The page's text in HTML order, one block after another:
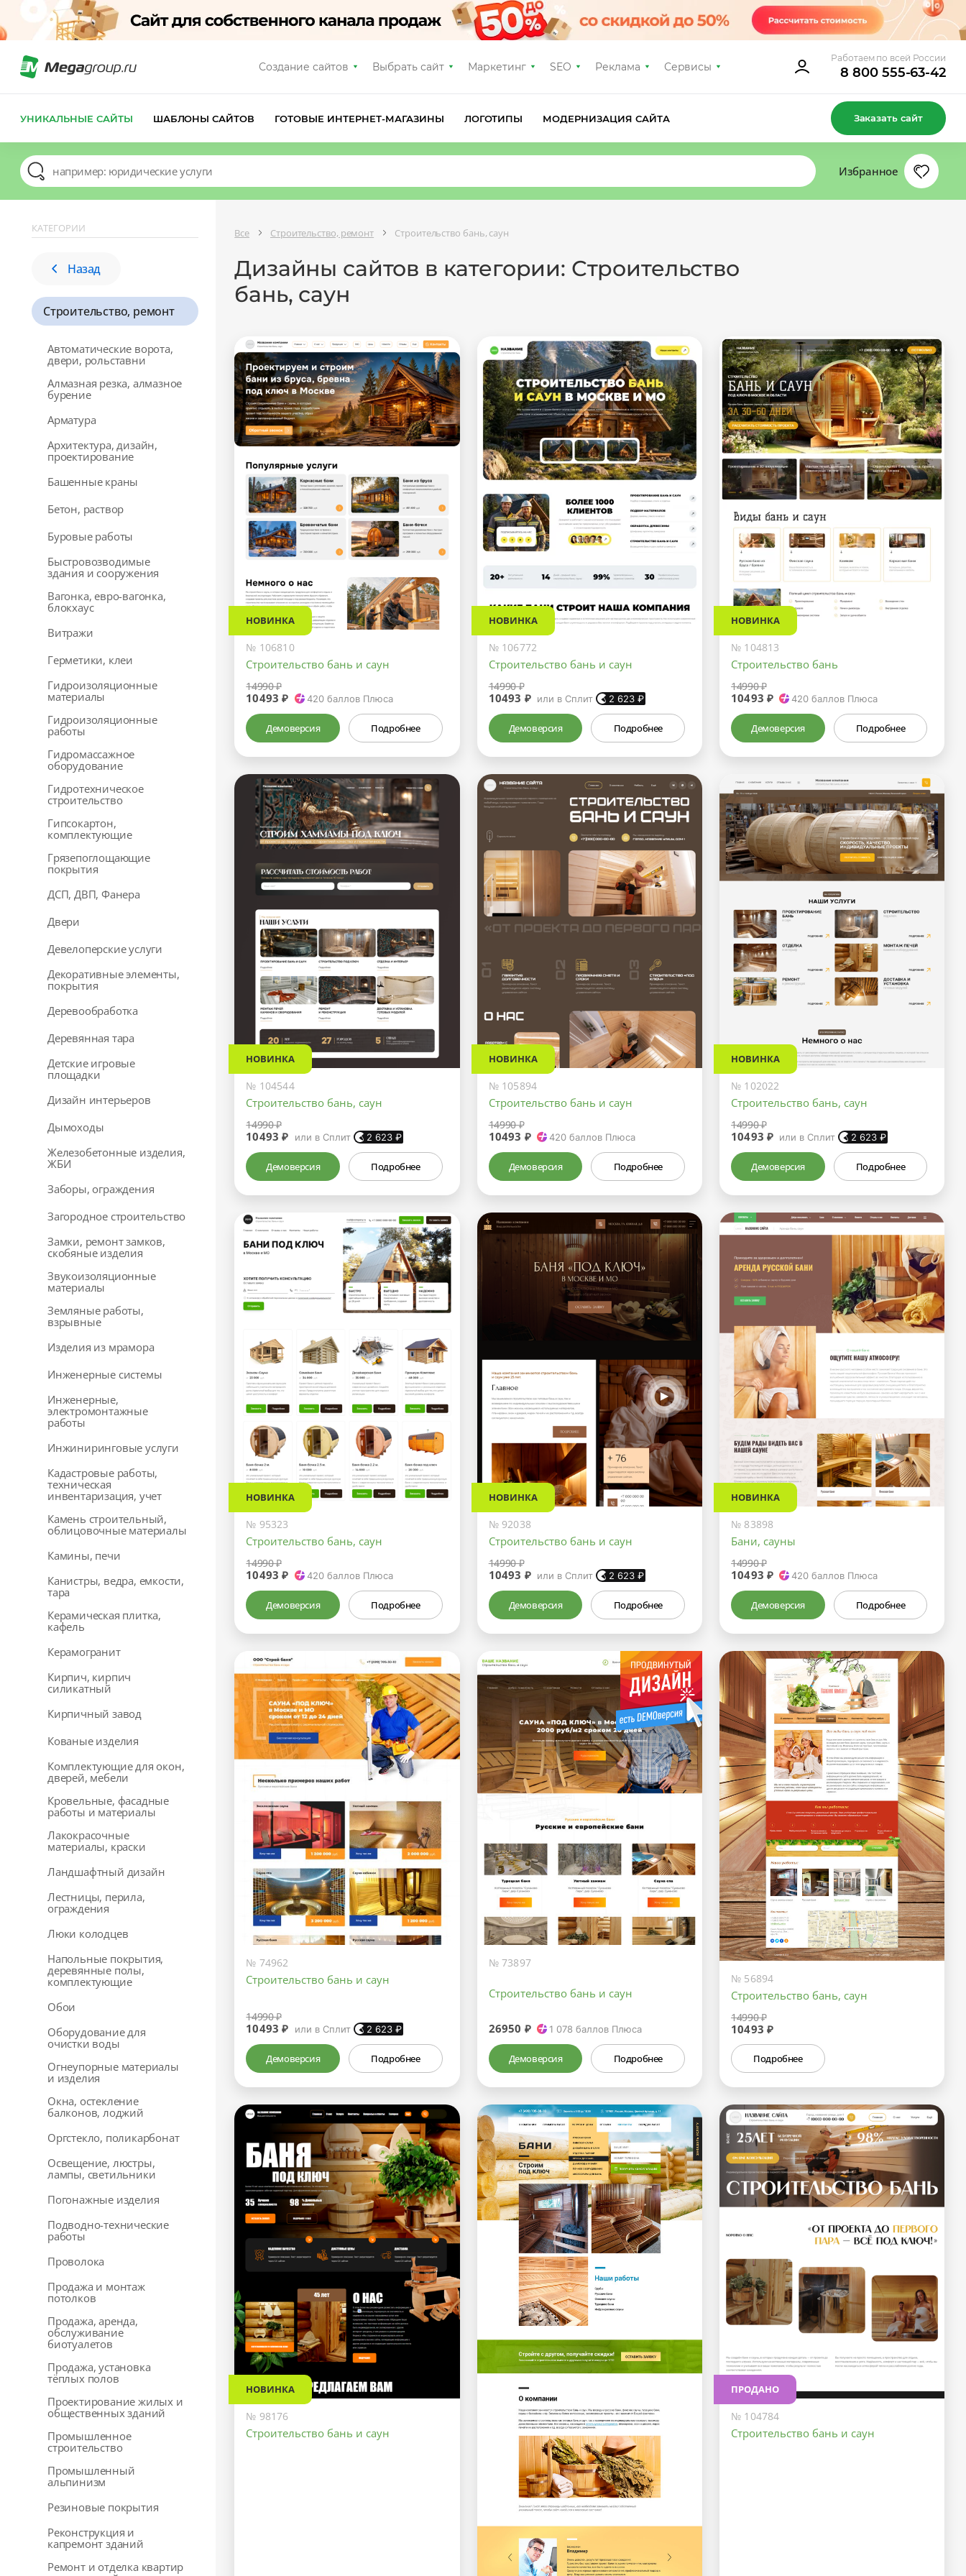
Создание сайтов Выбрать сайт Маркетинг SEO Реклама Сервисы
Работаем по всей России
8 800 555-63-42
УНИКАЛЬНЫЕ САЙТЫ ШАБЛОНЫ САЙТОВ ГОТОВЫЕ ИНТЕРНЕТ-МАГАЗИНЫ ЛОГОТИПЫ МОДЕРНИЗАЦИЯ САЙТА Заказать сайт
Избранное
КАТЕГОРИИ
Назад
Строительство, ремонт
Автоматические ворота,
двери, рольставни
Алмазная резка, алмазное
бурение
Арматура
Архитектура, дизайн,
проектирование
Башенные краны
Бетон, раствор
Буровые работы
Быстровозводимые
здания и сооружения
Вагонка, евро-вагонка,
блокхаус
Витражи
Герметики, клеи
Гидроизоляционные
материалы
Гидроизоляционные
работы
Гидромассажное
оборудование
Гидротехническое
строительство
Гипсокартон,
комплектующие
Грязепоглощающие
покрытия
ДСП, ДВП, Фанера
Двери
Девелоперские услуги
Декоративные элементы,
покрытия
Деревообработка
Деревянная тара
Детские игровые
площадки
Дизайн интерьеров
Дымоходы
Железобетонные изделия,
ЖБИ
Заборы, ограждения
Загородное строительство
Замки, ремонт замков,
скобяные изделия
Звукоизоляционные
материалы
Земляные работы,
взрывные
Изделия из мрамора
Инженерные системы
Инженерные,
электромонтажные
работы
Инжиниринговые услуги
Кадастровые работы,
техническая
инвентаризация, учет
Камень строительный,
облицовочные материалы
Камины, печи
Канистры, ведра, емкости,
тара
Керамическая плитка,
кафель
Керамогранит
Кирпич, кирпич
силикатный
Кирпичный завод
Кованые изделия
Комплектующие для окон,
дверей, мебели
Кровельные, фасадные
работы и материалы
Лакокрасочные
материалы, краски
Ландшафтный дизайн
Лестницы, перила,
ограждения
Люки колодцев
Напольные покрытия,
деревянные полы,
комплектующие
Обои
Оборудование для
очистки воды
Огнеупорные материалы
и изделия
Окна, остекление
балконов, лоджий
Оргстекло, поликарбонат
Освещение, люстры,
лампы, светильники
Погонажные изделия
Подводно-технические
работы
Проволока
Продажа и монтаж
потолков
Продажа, аренда,
обслуживание
биотуалетов
Продажа, установка
тёплых полов
Проектирование жилых и
общественных зданий
Промышленное
строительство
Промышленный
альпинизм
Резиновые покрытия
Реконструкция и
капремонт зданий
Ремонт и отделка квартир
Все Строительство, ремонт Строительство бань, саун
Дизайны сайтов в категории: Строительство
бань, саун
НОВИНКА
№ 106810
Строительство бань и саун
14990 ₽
10493 ₽ 420баллов Плюса
Демоверсия Подробнее
НОВИНКА
№ 106772
Строительство бань и саун
14990 ₽
10493 ₽ или в Сплит 2 623 ₽
Демоверсия Подробнее
НОВИНКА
№ 104813
Строительство бань
14990 ₽
10493 ₽ 420 баллов Плюса
Демоверсия Подробнее
НОВИНКА
№ 104544
Строительство бань, саун
14990 ₽
10493 ₽ или в Сплит 2 623₽
Демоверсия Подробнее
НОВИНКА
№ 105894
Строительство бань и саун
14990 ₽
10493 ₽ 420 баллов Плюса
Демоверсия Подробнее
НОВИНКА
№ 102022
Строительство бань, саун
14990 ₽
10493 ₽ или в Сплит 2 623 ₽
Демоверсия Подробнее
НОВИНКА
№ 95323
Строительство бань, саун
14990 ₽
10493 ₽ 420баллов Плюса
Демоверсия Подробнее
НОВИНКА
№ 92038
Строительство бань и саун
14990 ₽
10493 ₽ или в Сплит 2 623 ₽
Демоверсия Подробнее
НОВИНКА
№ 83898
Бани, сауны
14990 ₽
10493 ₽ 420 баллов Плюса
Демоверсия Подробнее
№ 74962
Строительство бань и саун
14990 ₽
10493 ₽ или в Сплит 2 623₽
Демоверсия Подробнее
№ 73897
Строительство бань и саун
26950 ₽ 1 078 баллов Плюса
Демоверсия Подробнее
№ 56894
Строительство бань, саун
14990 ₽
10493 ₽
Подробнее
НОВИНКА
№ 98176
Строительство бань и саун
ПРОДАНО
№ 104784
Строительство бань и саун